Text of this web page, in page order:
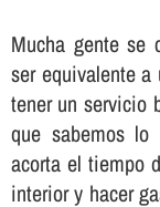
Mucha gente se
ser equivalente
tener un servicio
que sabemos
acorta el tiempo
interior y hacer